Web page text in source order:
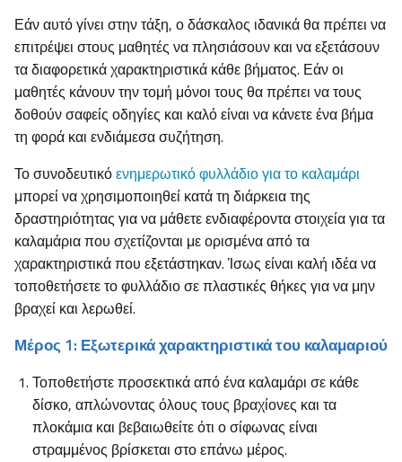
Εάν αυτό γίνει στην τάξη, ο δάσκαλος ιδανικά θα πρέπει να
επιτρέψει στους μαθητές να πλησιάσουν και να εξετάσουν
τα διαφορετικά χαρακτηριστικά κάθε βήματος. Εάν οι
μαθητές κάνουν την τομή μόνοι τους θα πρέπει να τους
δοθούν σαφείς οδηγίες και καλό είναι να κάνετε ένα βήμα
τη φορά και ενδιάμεσα συζήτηση.
Το συνοδευτικόενημερωτικό φυλλάδιο για το καλαμάρι
μπορεί να χρησιμοποιηθεί κατά τη διάρκεια της
δραστηριότητας για να μάθετε ενδιαφέροντα στοιχεία για τα
καλαμάρια που σχετίζονται με ορισμένα από τα
χαρακτηριστικά που εξετάστηκαν. Ίσως είναι καλή ιδέα να
τοποθετήσετε το φυλλάδιο σε πλαστικές θήκες για να μην
βραχεί και λερωθεί.
Μέρος 1: Εξωτερικά χαρακτηριστικά του καλαμαριού
Τοποθετήστε προσεκτικά από ένα καλαμάρι σε κάθε
δίσκο, απλώνοντας όλους τους βραχίονες και τα
πλοκάμια και βεβαιωθείτε ότι ο σίφωνας είναι
στραμμένος βρίσκεται στο επάνω μέρος.